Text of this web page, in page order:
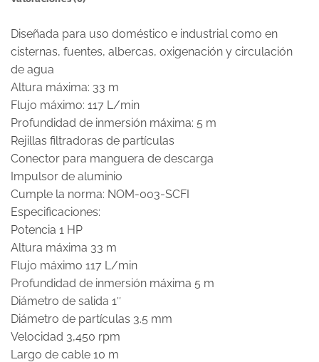
Diseñada para uso doméstico e industrial como en
cisternas, fuentes, albercas, oxigenación y circulación
de agua
Altura máxima: 33 m
Flujo máximo: 117 L/min
Profundidad de inmersión máxima: 5 m
Rejillas filtradoras de partículas
Conector para manguera de descarga
Impulsor de aluminio
Cumple la norma: NOM-003-SCFI
Especificaciones:
Potencia 1 HP
Altura máxima 33 m
Flujo máximo 117 L/min
Profundidad de inmersión máxima 5 m
Diámetro de salida 1″
Diámetro de partículas 3.5 mm
Velocidad 3,450 rpm
Largo de cable 10 m